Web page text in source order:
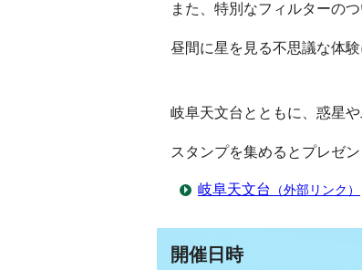
また、特別なフィルターの
昼間に星を見る不思議な体
岐阜天文台とともに、惑星
スタンプを集めるとプレゼン
岐阜天文台 （外部リンク）
開催日時